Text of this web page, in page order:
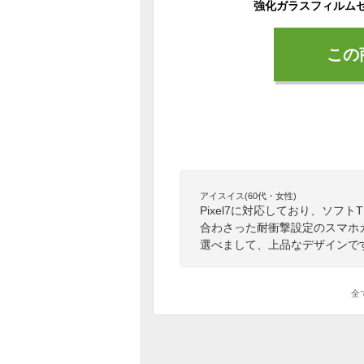
こ
アイスイス(60代・女性)
Pixel7に対応しており、ソフト
合わさった耐衝撃設定のスマ
選べまして、上品なデザインで
全